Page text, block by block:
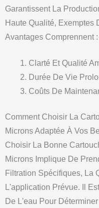
Garantissent La
Haute Qualité, Exemptes
Avantages Comprennent :
Clarté Et Qualité
Durée De Vie
Coûts De
Comment Choisir La
Microns Adaptée À Vos
Choisir La Bonne
Microns Implique De
Filtration Spécifiques, La
L'application Prévue. Il
De L'eau Pour